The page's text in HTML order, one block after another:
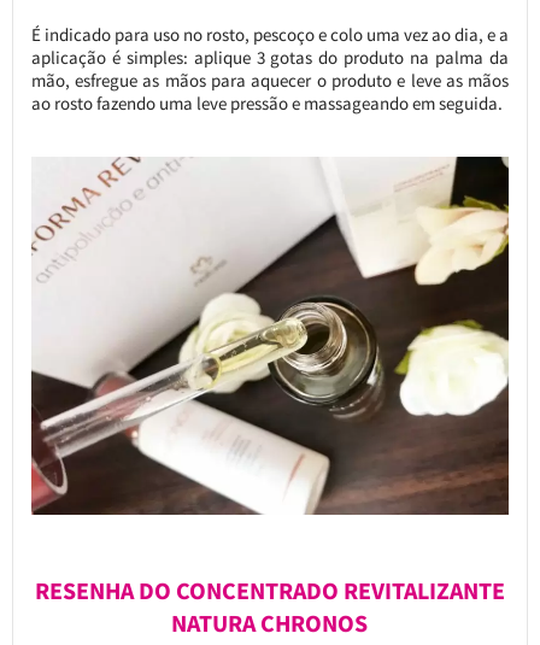
É indicado para uso no rosto, pescoço e colo uma vez ao dia, e a
aplicação é simples: aplique 3 gotas do produto na palma da
mão, esfregue as mãos para aquecer o produto e leve as mãos
ao rosto fazendo uma leve pressão e massageando em seguida.
RESENHA DO CONCENTRADO REVITALIZANTE
NATURA CHRONOS